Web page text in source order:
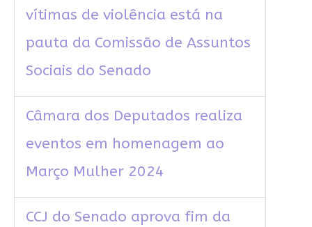
vítimas de violência está na
pauta da Comissão de Assuntos
Sociais do Senado
Câmara dos Deputados realiza
eventos em homenagem ao
Março Mulher 2024
CCJ do Senado aprova fim da